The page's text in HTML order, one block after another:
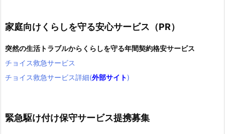
家庭向けくらしを守る安心サービス（PR）
突然の生活トラブルからくらしを守る年間契約格安サービス
チョイス救急サービス
チョイス救急サービス詳細(外部サイト)
緊急駆け付け保守サービス提携募集